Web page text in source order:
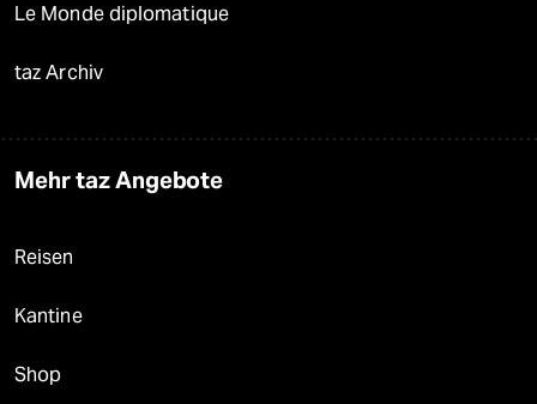
Le Monde diplomatique
taz Archiv
Mehr taz Angebote
Reisen
Kantine
Shop